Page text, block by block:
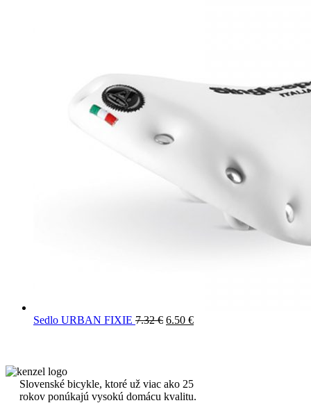
Sedlo URBAN FIXIE 7.32€ 6.50 €
Slovenské bicykle, ktoré už viac ako 25
rokov ponúkajú vysokú domácu kvalitu.